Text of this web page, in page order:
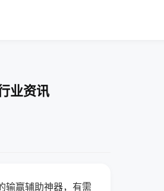
业资讯
输赢辅助神器，有需